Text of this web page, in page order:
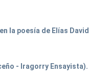
la poesía de Elías David
- Iragorry Ensayista).